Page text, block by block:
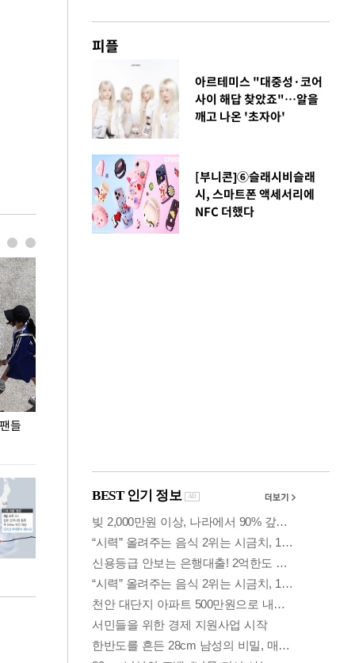
들
피플
아르테미스 "대중성·코어
사이 해답 찾았죠"…알을
깨고 나온 '초자아'
[부니콘]⑥슬래시비슬래
시, 스마트폰 액세서리에
NFC 더했다